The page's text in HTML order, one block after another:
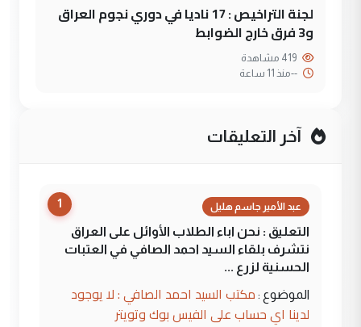
لجنة التراخيص : 17 ناديا في دوري نجوم العراق
و3 فرق خارج الضوابط
--منذ 11 ساعة
آخر التعليقات
1 عبد الأمير جاسم هليل
التعليق : نحن اباء الطلاب الأوائل على العراق
نتشرف بلقاء السيد احمد الصافي في العتبات
الحسنية لزرع ...
الموضوع : مكتب السيد احمد الصافي : لا يوجود
لدينا اي حساب على الفيس بوك وتويتر